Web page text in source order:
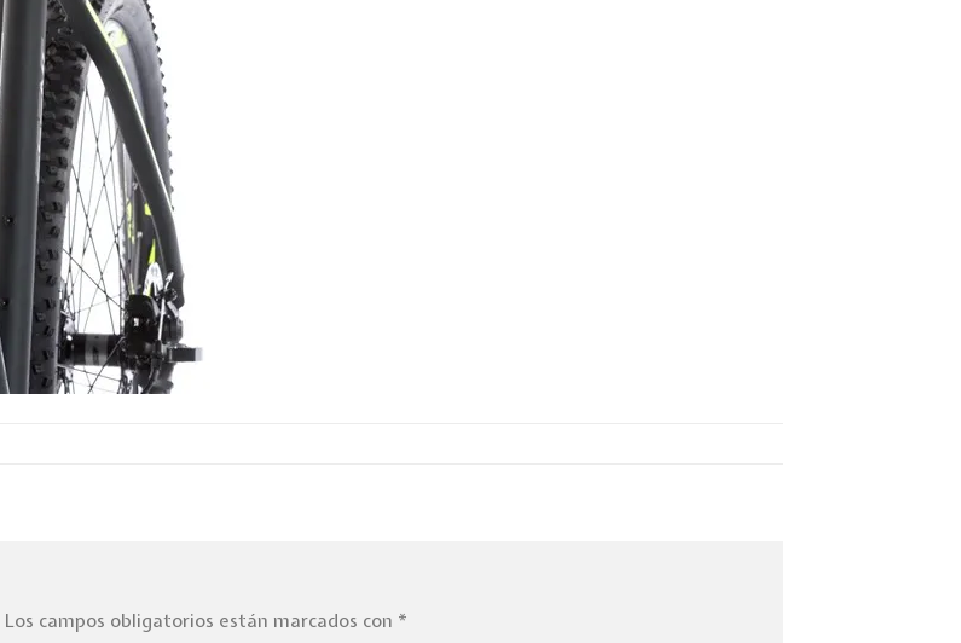
Los campos obligatorios están marcados con *